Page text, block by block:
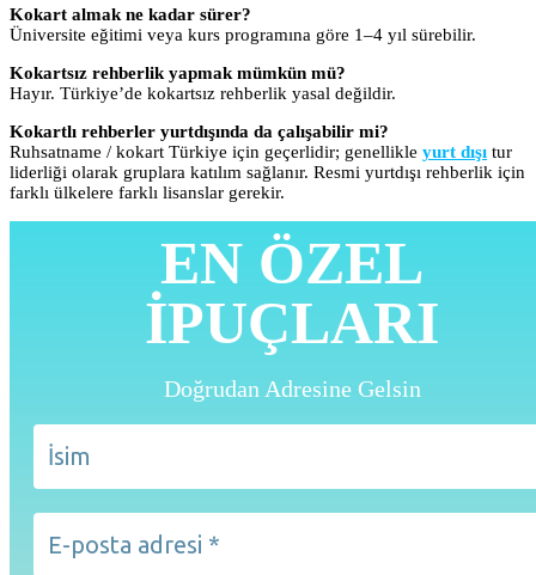
Kokart almak ne kadar sürer?
Üniversite eğitimi veya kurs programına göre 1–4 yıl sürebilir.
Kokartsız rehberlik yapmak mümkün mü?
Hayır. Türkiye’de kokartsız rehberlik yasal değildir.
Kokartlı rehberler yurtdışında da çalışabilir mi?
Ruhsatname / kokart Türkiye için geçerlidir; genellikle yurt dışı tur
liderliği olarak gruplara katılım sağlanır. Resmi yurtdışı rehberlik için
farklı ülkelere farklı lisanslar gerekir.
EN ÖZEL
İPUÇLARI
Doğrudan Adresine Gelsin